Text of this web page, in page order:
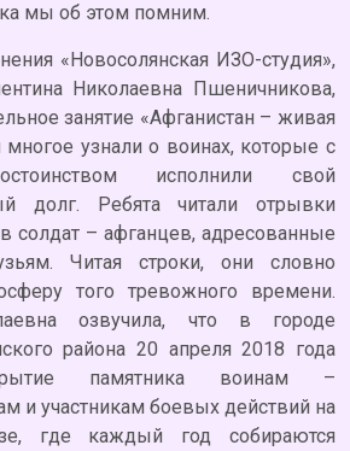
мы об этом помним.
«Новосолянская ИЗО-студия»,
Николаевна Пшеничникова,
занятие «Афганистан – живая
многое узнали о воинах, которые с
исполнили свой
долг. Ребята читали отрывки
солдат – афганцев, адресованные
Читая строки, они словно
того тревожного времени.
озвучила, что в городе
района 20 апреля 2018 года
памятника воинам –
и участникам боевых действий на
где каждый год собираются